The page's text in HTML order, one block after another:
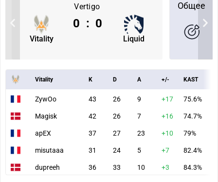
Vertigo
Vitality Liquid
0 : 0
Общее
Vitality K D A +/- KAST
ZywOo 43 26 9 +17 75.6%
Magisk 42 26 7 +16 74.7%
apEX 37 27 23 +10 79%
misutaaa 31 24 5 +7 82.4%
dupreeh 36 33 10 +3 84.3%